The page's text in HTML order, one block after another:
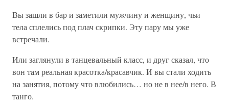
Вы зашли в бар и заметили мужчину и женщину, чьи
тела сплелись под плач скрипки. Эту пару мы уже
встречали.
Или заглянули в танцевальный класс, и друг сказал, что
вон там реальная красотка/красавчик. И вы стали ходить
на занятия, потому что влюбились… но не в нее/в него. В
танго.